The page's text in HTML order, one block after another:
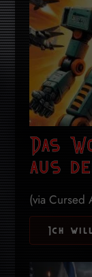
Das
aus
(via Cursed
Ich